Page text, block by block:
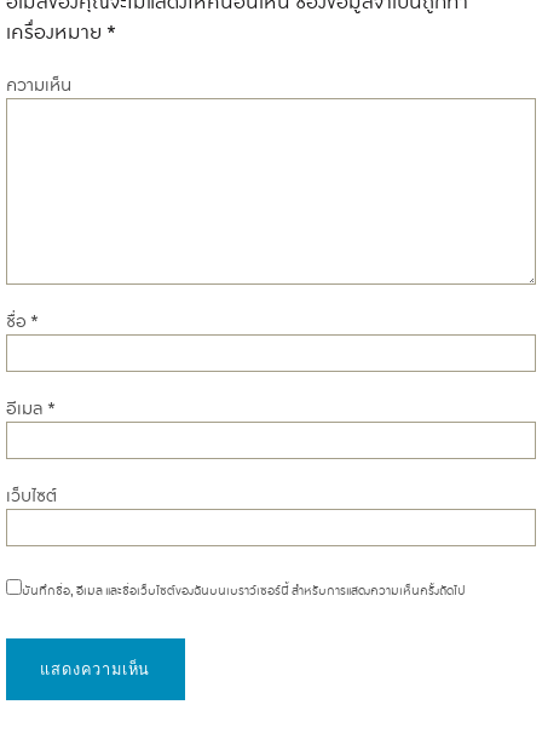
เครื่องหมาย *
ความเห็น
ชื่อ *
อีเมล *
เว็บไซต์
บันทึกชื่อ, อีเมล และชื่อเว็บไซต์ของฉันบนเบราว์เซอร์นี้ สำหรับการแสดงความเห็นครั้งถัดไป